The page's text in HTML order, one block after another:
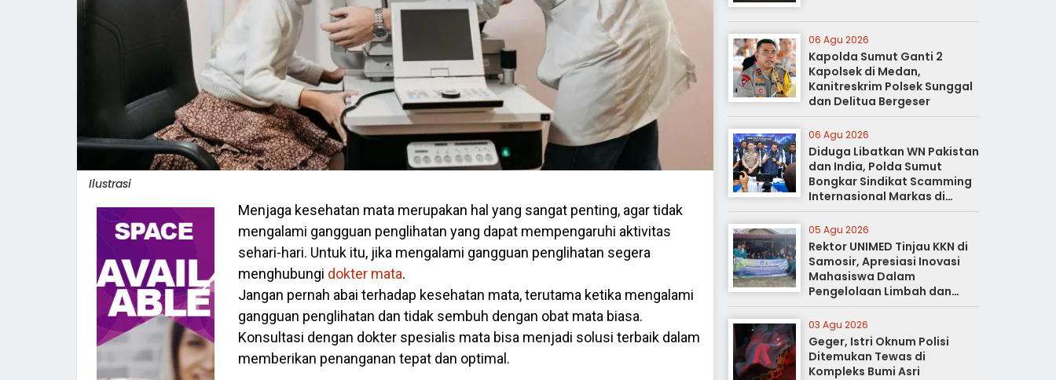
Ilustrasi
Menjaga kesehatan mata merupakan hal yang sangat penting, agar tidak
mengalami gangguan penglihatan yang dapat mempengaruhi aktivitas
sehari-hari. Untuk itu, jika mengalami gangguan penglihatan segera
menghubungi dokter mata.
Jangan pernah abai terhadap kesehatan mata, terutama ketika mengalami
gangguan penglihatan dan tidak sembuh dengan obat mata biasa.
Konsultasi dengan dokter spesialis mata bisa menjadi solusi terbaik dalam
memberikan penanganan tepat dan optimal.
06 Agu 2026
Kapolda Sumut Ganti 2
Kapolsek di Medan,
Kanitreskrim Polsek Sunggal
dan Delitua Bergeser
06 Agu 2026
Diduga Libatkan WN Pakistan
dan India, Polda Sumut
Bongkar Sindikat Scamming
Internasional Markas di
Apartemen Podomoro
05 Agu 2026
Rektor UNIMED Tinjau KKN di
Samosir, Apresiasi Inovasi
Mahasiswa Dalam
Pengelolaan Limbah dan
Pertanian Ramah Lingkungan
03 Agu 2026
Geger, Istri Oknum Polisi
Ditemukan Tewas di
Kompleks Bumi Asri